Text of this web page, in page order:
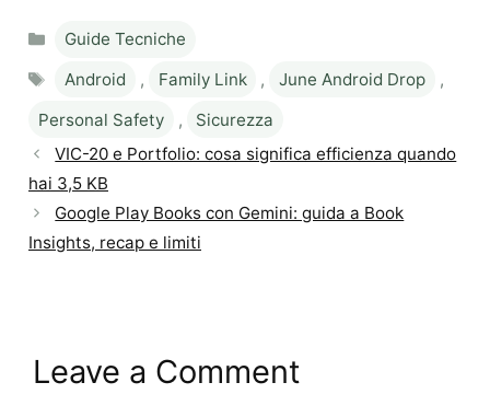
Categories
Guide Tecniche
Tags
Android , Family Link , June Android Drop
,
Personal Safety
,
Sicurezza
VIC-20 e Portfolio: cosa significa efficienza quando
hai 3,5 KB
Google Play Books con Gemini: guida a Book
Insights, recap e limiti
Leave a Comment